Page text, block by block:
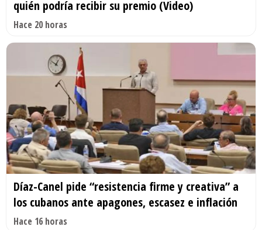
quién podría recibir su premio (Video)
Hace 20 horas
Díaz-Canel pide “resistencia firme y creativa” a
los cubanos ante apagones, escasez e inflación
Hace 16 horas